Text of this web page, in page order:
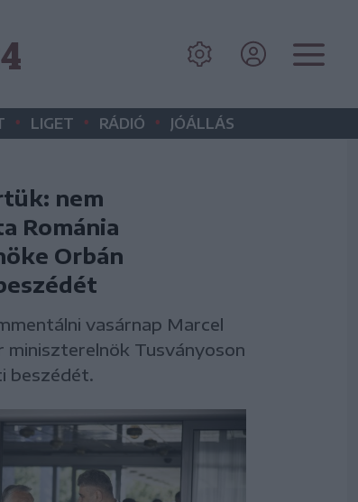
• LIGET • RÁDIÓ • JÓÁLLÁS
nem
Románia
Orbán
vasárnap Marcel
miniszterelnök Tusványoson
beszédét.